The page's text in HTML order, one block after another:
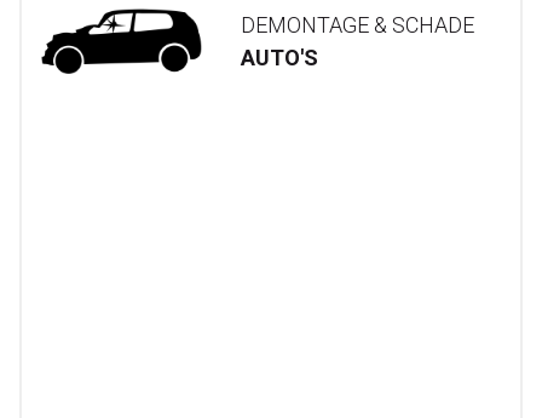
DEMONTAGE & SCHADE
AUTO'S